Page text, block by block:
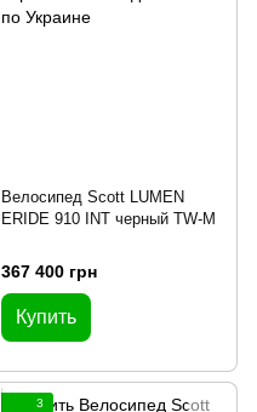
Велосипед Scott LUMEN
ERIDE 910 INT черный TW-M
367 400 грн
Купить
3